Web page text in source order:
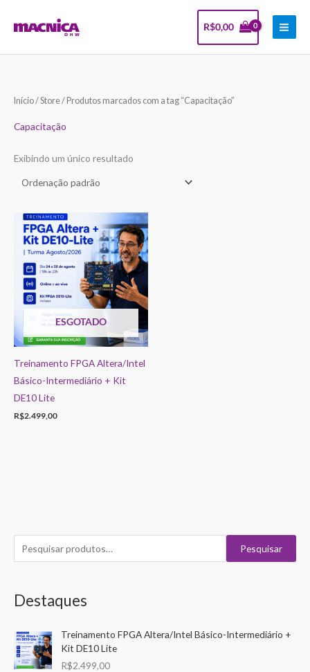
para
R$0,00
e
q
s
Pesquisar
Destaques
Treinamento FPGA Altera/Intel Básico-Intermediário +
Kit DE10 Lite
R$2.499,00
r
ç
r
m
Início/Store/ Produtos marcados com a tag “Capacitação”
Capacitação
Exibindo um único resultado
ESGOTADO
Treinamento FPGA Altera/Intel
Básico-Intermediário + Kit
DE10 Lite
R$2.499,00
PESQUISAR